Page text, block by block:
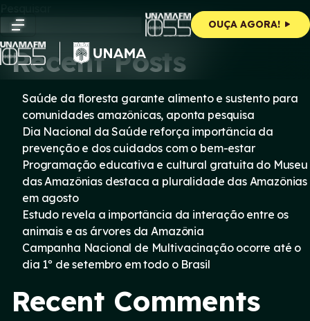
content
OUÇA AGORA!
Pesquisar
Pesquisar
Recent Posts
Saúde da floresta garante alimento e sustento para
comunidades amazônicas, aponta pesquisa
Dia Nacional da Saúde reforça importância da
prevenção e dos cuidados com o bem-estar
Programação educativa e cultural gratuita do Museu
das Amazônias destaca a pluralidade das Amazônias
em agosto
Estudo revela a importância da interação entre os
animais e as árvores da Amazônia
Campanha Nacional de Multivacinação ocorre até o
dia 1º de setembro em todo o Brasil
Recent Comments